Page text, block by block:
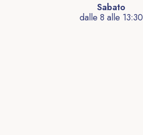
Sabato
dalle 8 alle 13:30